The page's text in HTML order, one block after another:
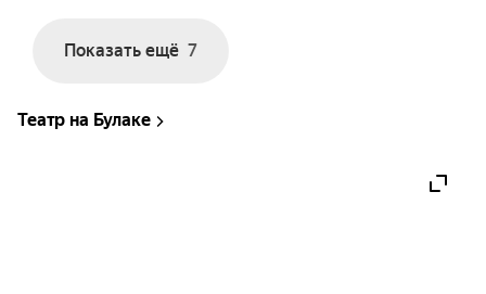
Показать ещё 7
Театр на Булаке